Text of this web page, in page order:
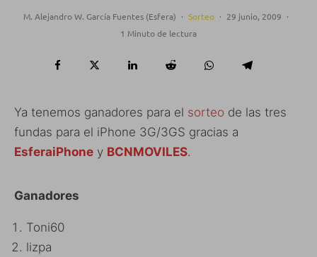
M. Alejandro W. García Fuentes (Esfera) · Sorteo · 29 junio, 2009 ·
1 Minuto de lectura
Ya tenemos ganadores para el sorteo de las tres
fundas para el iPhone 3G/3GS gracias a
EsferaiPhone y BCNMOVILES.
Ganadores
Toni60
lizpa